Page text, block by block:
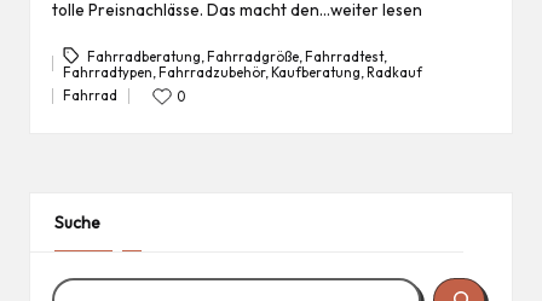
tolle Preisnachlässe. Das macht den…weiter lesen
Tags:
Fahrradberatung ,Fahrradgröße ,Fahrradtest,
Fahrradtypen Fahrradzubehör, Kaufberatung Radkauf
Posted
Fahrrad 0
Suche